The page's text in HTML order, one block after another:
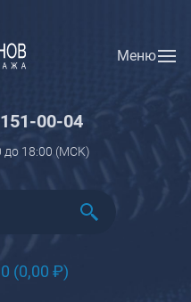
Меню
00-04
до 18:00 (МCK)
(0,00 ₽)
детские
колесах